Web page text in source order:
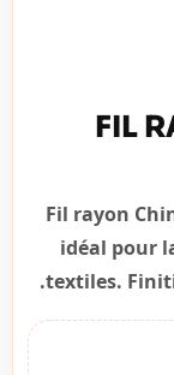
FIL
Fil rayon
idéal pour
textiles.